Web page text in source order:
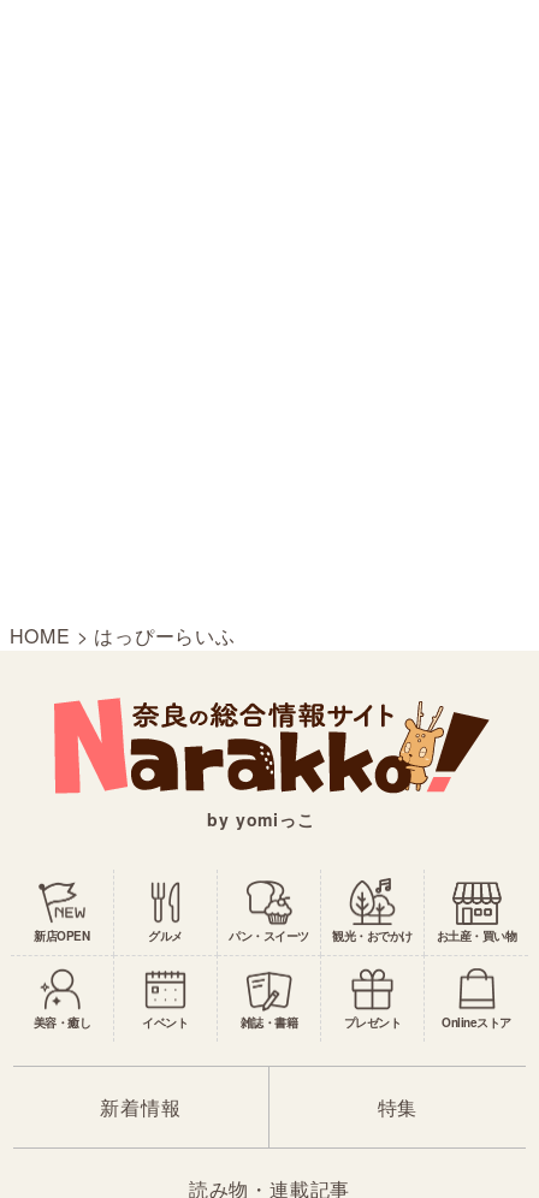
HOME > はっぴーらいふ
by yomiっこ
新店OPEN グルメ パン・スイーツ 観光・おでかけ お土産・買い物
美容・癒し イベント 雑誌・書籍 プレゼント Onlineストア
新着情報 特集
読み物・連載記事